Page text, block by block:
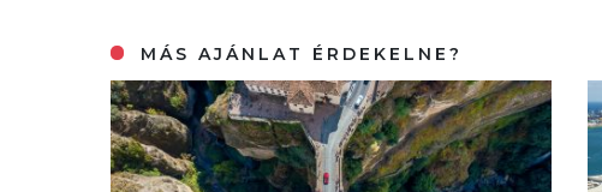
MÁS AJÁNLAT ÉRDEKELNE?